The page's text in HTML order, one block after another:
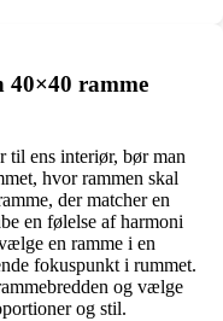
40×40 ramme
til ens interiør, bør man
hvor rammen skal
der matcher en
en følelse af harmoni
en ramme i en
fokuspunkt i rummet.
og vælge
og stil.